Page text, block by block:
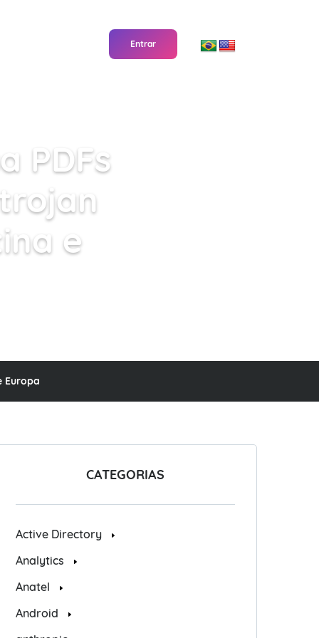
Entrar
PDFs
e
Europa
CATEGORIAS
Active Directory
Analytics
Anatel
Android